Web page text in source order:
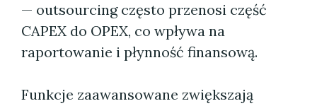
— outsourcing często przenosi część
CAPEX do OPEX, co wpływa na
raportowanie i płynność finansową.
Funkcje zaawansowane zwiększają